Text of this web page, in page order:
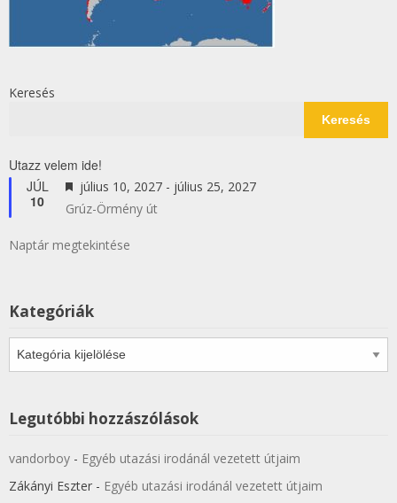
Keresés
Keresés
Utazz velem ide!
JÚL
10
Kiemelt
július 10, 2027 - július 25, 2027
Grúz-Örmény út
Naptár megtekintése
Kategóriák
Legutóbbi hozzászólások
vandorboy - Egyéb utazási irodánál vezetett útjaim
Zákányi Eszter - Egyéb utazási irodánál vezetett útjaim